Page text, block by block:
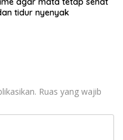
tidur nyenyak
Ruas yang wajib